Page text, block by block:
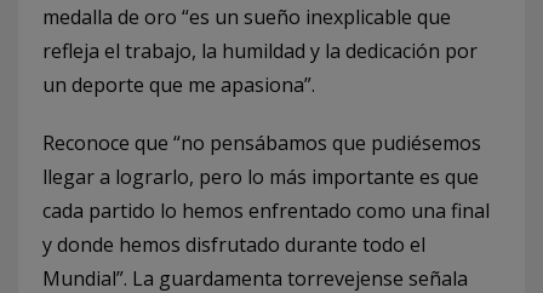
medalla de oro “es un sueño inexplicable que
refleja el trabajo, la humildad y la dedicación por
un deporte que me apasiona”.
Reconoce que “no pensábamos que pudiésemos
llegar a lograrlo, pero lo más importante es que
cada partido lo hemos enfrentado como una final
y donde hemos disfrutado durante todo el
Mundial”. La guardamenta torrevejense señala